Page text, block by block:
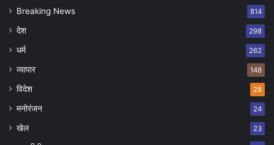
Breaking News 814
देश 298
धर्म 262
व्यापार 148
विदेश 28
मनोरंजन 24
खेल 23